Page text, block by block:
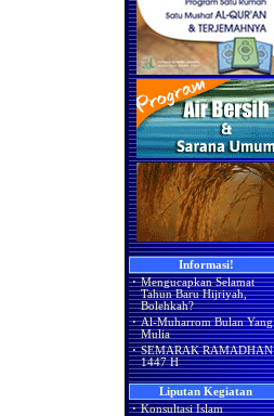
Informasi!
· Mengucapkan Selamat
Tahun Baru Hijriyah,
Bolehkah?
· Al-Muharrom Bulan Yang
Mulia
· SEMARAK RAMADHAN
1447 H
Liputan Kegiatan
· Konsultasi Islam